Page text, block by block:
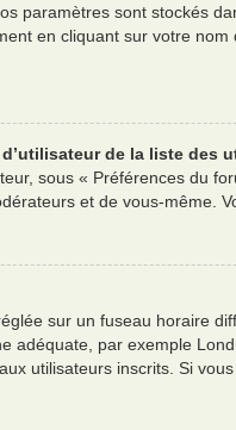
paramètres sont stockés
en cliquant sur votre
de la liste des
sous « Préférences du
et de vous-même.
sur un fuseau horaire
adéquate, par exemple
utilisateurs inscrits. Si